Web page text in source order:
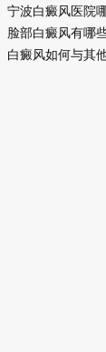
宁波白癜风医院
脸部白癜风有哪
白癜风如何与其